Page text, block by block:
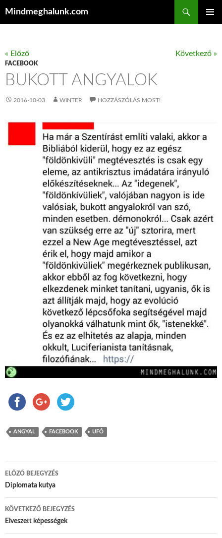
Mindmeghalunk.com
« Előző Következő »
FACEBOOK
BUKOTT ANGYALOK
2016-10-03 WINTER HOZZÁSZÓLÁS MOST!
ANGYAL FACEBOOK UFÓ
Bejegyzés navigáció
ELŐZŐ BEJEGYZÉS
Diplomata kutya
KÖVETKEZŐ BEJEGYZÉS
Elveszett képességek